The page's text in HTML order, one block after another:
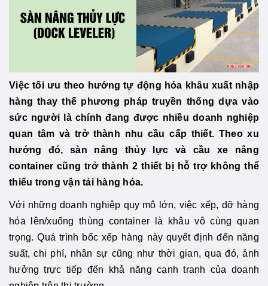
Việc tối ưu theo hướng tự động hóa khâu xuất nhập
hàng thay thế phương pháp truyền thống dựa vào
sức người là chính đang được nhiều doanh nghiệp
quan tâm và trở thành nhu cầu cấp thiết. Theo xu
hướng đó, sàn nâng thủy lực và cầu xe nâng
container cũng trở thành 2 thiết bị hỗ trợ không thể
thiếu trong vận tải hàng hóa.
Với những doanh nghiệp quy mô lớn, việc xếp, dỡ hàng
hóa lên/xuống thùng container là khâu vô cùng quan
trọng. Quá trình bốc xếp hàng này quyết định đến năng
suất, chi phí, nhân sự cũng như thời gian, qua đó, ảnh
hưởng trực tiếp đến khả năng cạnh tranh của doanh